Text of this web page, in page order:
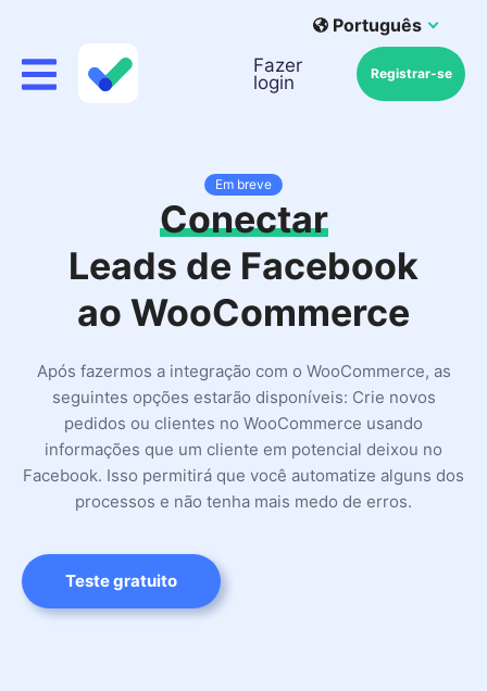
Português
Fazer
login
Registrar-se
Em breve
Conectar
Leads de Facebook
ao WooCommerce
Após fazermos a integração com o WooCommerce, as
seguintes opções estarão disponíveis: Crie novos
pedidos ou clientes no WooCommerce usando
informações que um cliente em potencial deixou no
Facebook. Isso permitirá que você automatize alguns dos
processos e não tenha mais medo de erros.
Teste gratuito